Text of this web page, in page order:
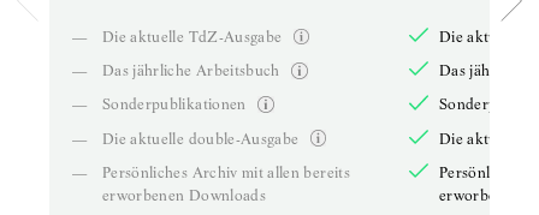
—
Die aktuelle TdZ-Ausgabe
—
Das jährliche Arbeitsbuch
—
Sonderpublikationen
—
Die aktuelle double-Ausgabe
—
Persönliches Archiv mit allen bereits
erworbenen Downloads
Die aktuelle
Das jährliche
Die aktuelle
Persönliches
erworbenen